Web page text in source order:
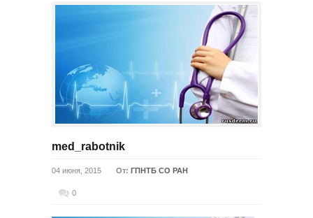
med_rabotnik
04 июня, 2015 От: ГПНТБ СО РАН
0